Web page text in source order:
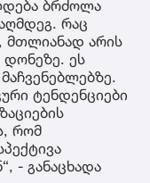
ბრძოლა
რაც
მთლიანად არის
ეს
ტენდენციები
რომ
- განაცხადა